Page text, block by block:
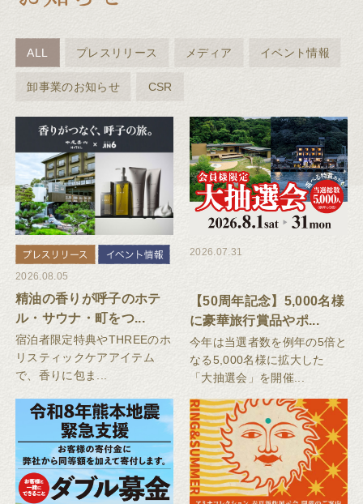
ALL プレスリリース メディア イベント情報
卸事業のお知らせ CSR
2026.08.05
精油の香りが呼子のホテ
ル・サウナ・町をつ...
宿泊者限定特典やTHREEのホ
リスティックケアアイテム
で、香りに包ま...
2026.07.31
【50周年記念】5,000名様
に豪華旅行賞品やポ...
今年は当選者数を例年の5倍と
なる5,000名様に拡大した
「大抽選会」を開催...